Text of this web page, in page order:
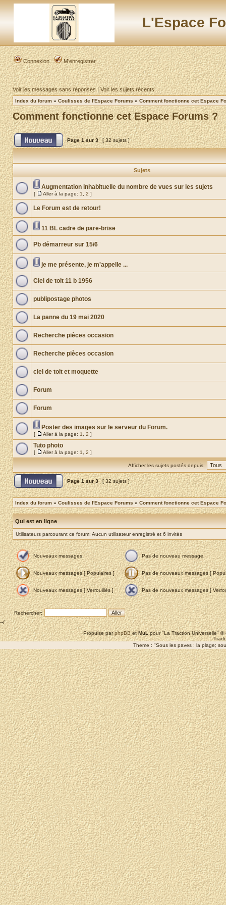
L'Espace
Connexion M’enregistrer
Voir les messages sans réponses|Voir les sujets récents
Index du forum » Coulisses de l'Espace Forums » Comment fonctionne cet Espace
Comment fonctionne cet Espace Forums ?
Page1sur3 [ 32 sujets ]
Sujets
Augmentation inhabituelle du nombre de vues sur les sujets
[ Aller à la page: 1 2 ]
Le Forum est de retour!
11 BL cadre de pare-brise
Pb démarreur sur 15/6
je me présente, je m'appelle ...
Ciel de toit 11 b 1956
publipostage photos
La panne du 19 mai 2020
Recherche pièces occasion
Recherche pièces occasion
ciel de toit et moquette
Forum
Forum
Poster des images sur le serveur du Forum.
[ Aller à la page: 1 2 ]
Tuto photo
[ Aller à la page: 1 2 ]
Afficher les sujets postés depuis:
Page1sur3 [ 32 sujets ]
Index du forum » Coulisses de l'Espace Forums » Comment fonctionne cet Espace
Qui est en ligne
Utilisateurs parcourant ce forum: Aucun utilisateur enregistré et 6 invités
Nouveaux messages Pas de nouveau message
Nouveaux messages [ Populaires ] Pas de nouveaux messages [
Nouveaux messages [ Verrouillés ] Pas de nouveaux messages [
Rechercher:
--/
Propulse parphpBBetMuLpour "La Traction Universelle"
Theme : "Sous les paves : la plage;